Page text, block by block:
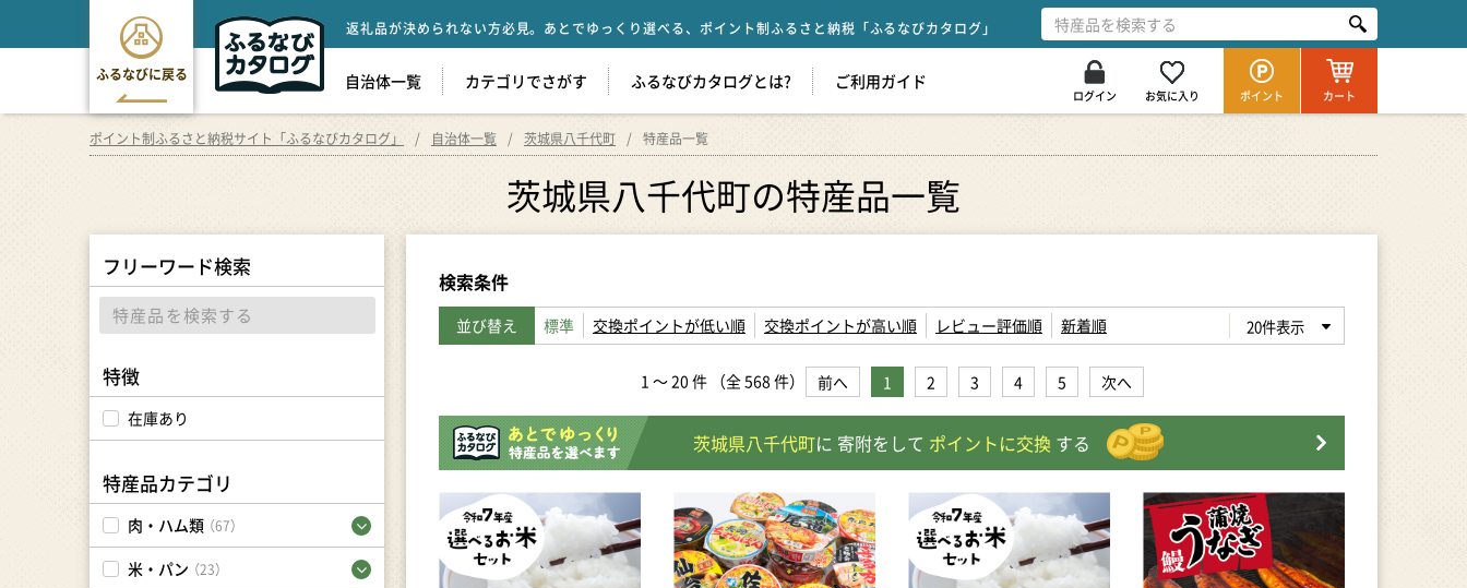
ふるなびに戻る
返礼品が決められない方必見。あとでゆっくり選べる、ポイント制ふるさと納税「ふるなびカタログ」
自治体一覧 カテゴリでさがす ふるなびカタログとは? ご利用ガイド
ログイン お気に入り ポイント カート
ポイント制ふるさと納税サイト「ふるなびカタログ」 自治体一覧 茨城県八千代町 特産品一覧
茨城県八千代町の特産品一覧
フリーワード検索
特徴
在庫あり
特産品カテゴリ
肉・ハム類（67）
米・パン（23）
検索条件
並び替え 標準 交換ポイントが低い順 交換ポイントが高い順 レビュー評価順 新着順
1 ～20 件 （全568 件） 前へ 1 2 3 4 5 次へ
茨城県八千代町に 寄附をして ポイントに交換 する